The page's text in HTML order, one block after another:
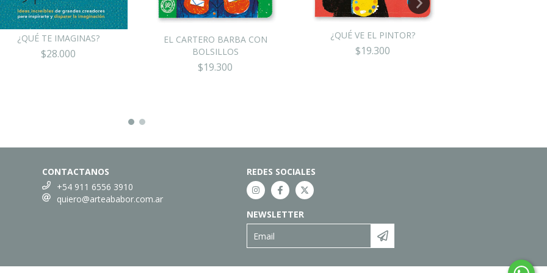
¿QUÉ TE IMAGINAS?
$28.000
EL CARTERO BARBA CON
BOLSILLOS
$19.300
¿QUÉ VE EL PINTOR?
$19.300
CONTACTANOS
+54 911 6556 3910
quiero@arteababor.com.ar
REDES SOCIALES
NEWSLETTER